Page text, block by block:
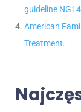
guideline
American
Treatment.